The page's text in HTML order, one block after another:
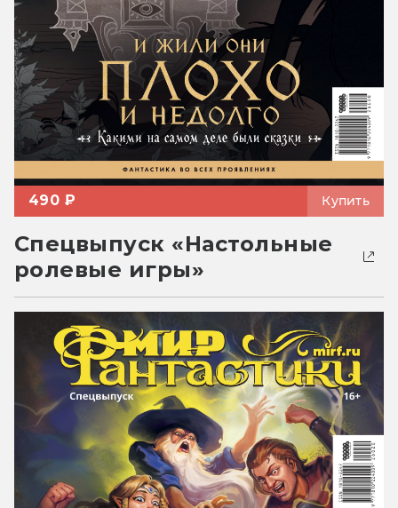
490 ₽ Купить
Спецвыпуск «Настольные
ролевые игры»